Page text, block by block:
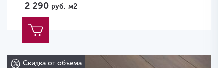
2 290 руб. м2
Скидка от объема